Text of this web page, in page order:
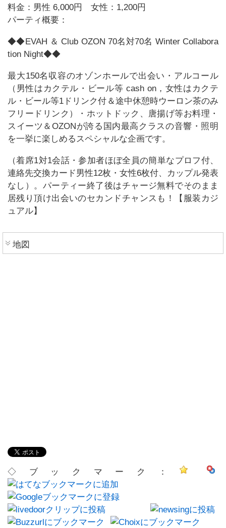
料金：男性 6,000円 女性：1,200円
パーティ概要：
◆◆EVAH ＆ Club OZON 70名対70名 Winter Collabora
tion Night◆◆
最大150名収容のオゾンホールで出会い・アルコール
（男性はカクテル・ビール等 cash on，女性はカクテ
ル・ビール等1ドリンク付＆途中休憩時ウーロン茶のみ
フリードリンク）・ホットドック、唐揚げ等お料理・
スイーツ＆OZONが誇る国内最高クラスの音響・照明
を一挙に楽しめるスペシャルな企画です。
（着席1対1会話・参加者ほぼ全員の簡単なプロフ付、
連絡先交換カード男性12枚・女性6枚付、カップル発表
なし）。パーティー終了後はチャージ無料でそのまま
居残り頂け出会いのセカンドチャンスも！【服装カジ
ュアル】
地図
◇ブックマーク：